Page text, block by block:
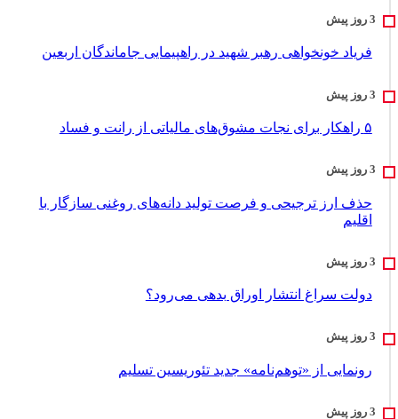
فریاد خونخواهی رهبر شهید در راهپیمایی جاماندگان اربعین
۵ راهکار برای نجات مشوق‌های مالیاتی از رانت و فساد
حذف ارز ترجیحی و فرصت تولید دانه‌های روغنی سازگار با
اقلیم
دولت سراغ انتشار اوراق بدهی می‌رود؟
رونمایی از «توهم‌نامه» جدید تئور‌یسین تسلیم